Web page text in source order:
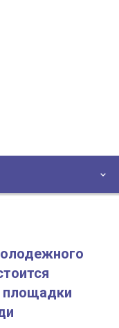
площадки